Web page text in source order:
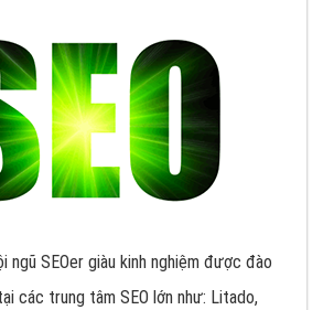
ngũ SEOer giàu kinh nghiệm được đào
các trung tâm SEO lớn như: Litado,